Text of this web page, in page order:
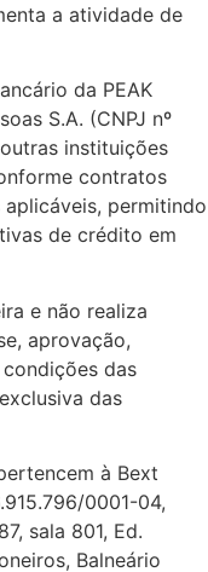
a atividade de
da PEAK
S.A. (CNPJ nº
instituições
contratos
permitindo
de crédito em
e não realiza
aprovação,
das
das
à Bext
0001-04,
sala 801, Ed.
Balneário